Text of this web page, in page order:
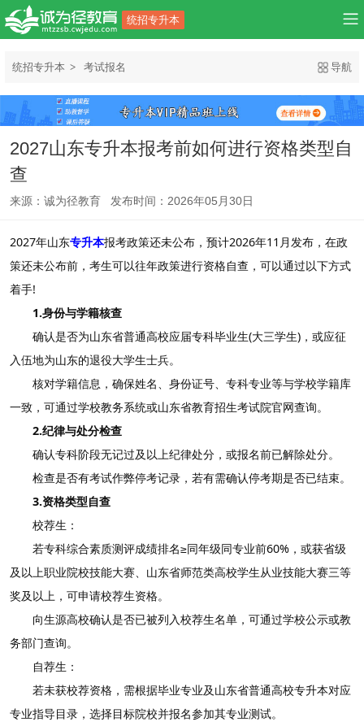
统招专升本
统招专升本 考试报名 导航
2027山东专升本报考前如何进行资格类型自
查
来源：诚为径教育 发布时间：2026年05月30日
2027年山东专升本报考政策还未公布，预计2026年11月发布，在政
策还未公布前，考生可以往年政策进行资格自查，可以通过以下方式
着手!
1.身份与学籍核查
确认是否为山东省普通高校应届专科毕业生(大三学生)，或应征
入伍地为山东的退役大学生士兵。
核对学籍信息，确保姓名、身份证号、专科专业等与学校学籍库
一致，可通过学校教务系统或山东省教育招生考试院官网查询。
2.纪律与处分检查
确认专科阶段无记过及以上纪律处分，或报名前已解除处分。
检查是否有考试作弊停考记录，若有需确认停考期是否已结束。
3.资格类型自查
校荐生：
若专科综合素质测评成绩排名≥同年级同专业前60%，或获省级
及以上职业院校技能大赛、山东省师范类高校学生从业技能大赛三等
奖及以上，可申请校荐生资格。
向生源高校确认是否已被列入校荐生名单，可通过学校公示或教
务部门查询。
自荐生：
若未获校荐资格，需根据毕业专业及山东省普通高校专升本对应
专业指导目录，选择目标院校并报名参加其专业测试。